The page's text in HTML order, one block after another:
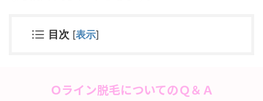
目次 [表示]
Ｏライン脱毛についてのＱ＆Ａ